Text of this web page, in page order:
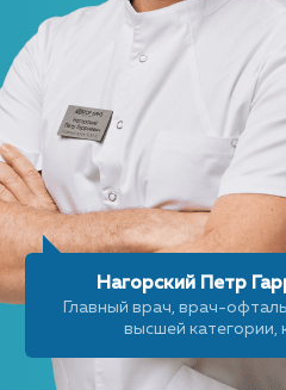
Нагорский Петр
Главный врач, врач-
высшей категории,